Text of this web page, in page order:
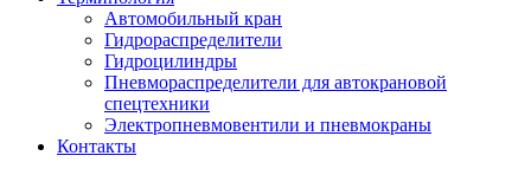
Автомобильный кран
Гидрораспределители
Гидроцилиндры
Пневмораспределители для автокрановой
спецтехники
Электропневмовентили и пневмокраны
Контакты